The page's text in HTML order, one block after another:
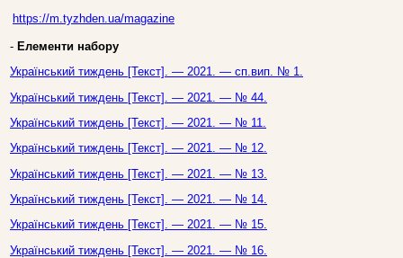
https://m.tyzhden.ua/magazine
- Елементи набору
Український тиждень [Текст]. — 2021. — сп.вип. № 1.
Український тиждень [Текст]. — 2021. — № 44.
Український тиждень [Текст]. — 2021. — № 11.
Український тиждень [Текст]. — 2021. — № 12.
Український тиждень [Текст]. — 2021. — № 13.
Український тиждень [Текст]. — 2021. — № 14.
Український тиждень [Текст]. — 2021. — № 15.
Український тиждень [Текст]. — 2021. — № 16.